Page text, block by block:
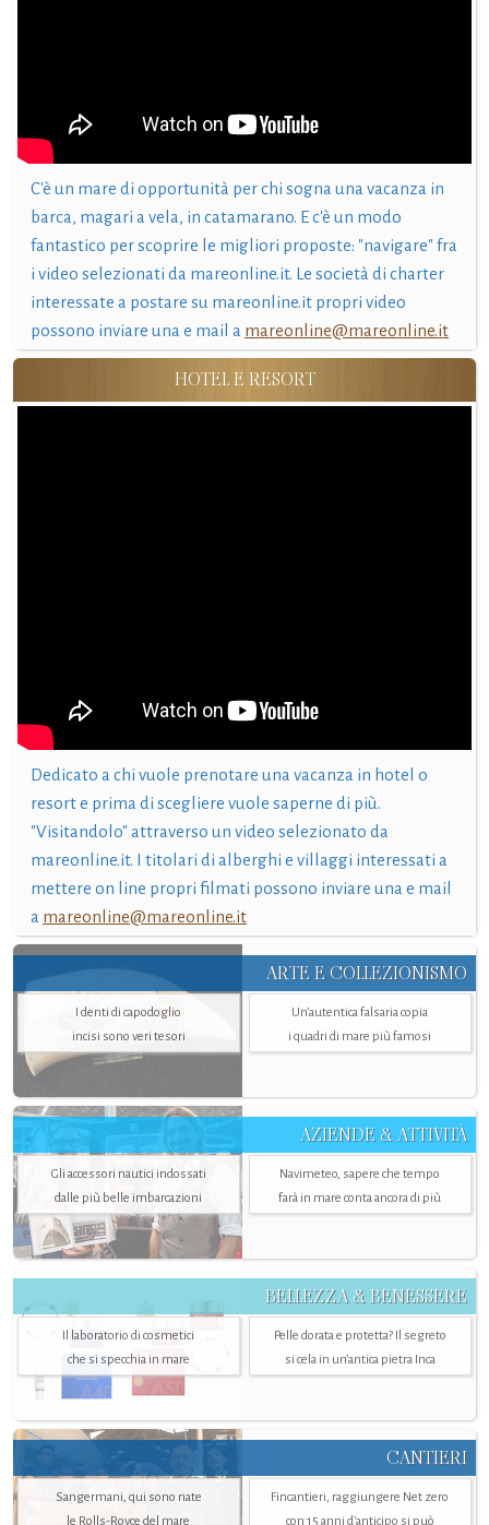
C'è un mare di opportunità per chi sogna una vacanza in
barca, magari a vela, in catamarano. E c'è un modo
fantastico per scoprire le migliori proposte: "navigare" fra
i video selezionati da mareonline.it. Le società di charter
interessate a postare su mareonline.it propri video
possono inviare una e mail a mareonline@mareonline.it
HOTEL E RESORT
Dedicato a chi vuole prenotare una vacanza in hotel o
resort e prima di scegliere vuole saperne di più.
"Visitandolo" attraverso un video selezionato da
mareonline.it. I titolari di alberghi e villaggi interessati a
mettere on line propri filmati possono inviare una e mail
a mareonline@mareonline.it
ARTE E COLLEZIONISMO
I denti di capodoglio
incisi sono veri tesori
Un’autentica falsaria copia
i quadri di mare più famosi
AZIENDE & ATTIVITÀ
Gli accessori nautici indossati
dalle più belle imbarcazioni
Navimeteo, sapere che tempo
farà in mare conta ancora di più
BELLEZZA & BENESSERE
Il laboratorio di cosmetici
che si specchia in mare
Pelle dorata e protetta? Il segreto
si cela in un’antica pietra Inca
CANTIERI
Sangermani, qui sono nate
le Rolls-Royce del mare
Fincantieri, raggiungere Net zero
con 15 anni d'anticipo si può